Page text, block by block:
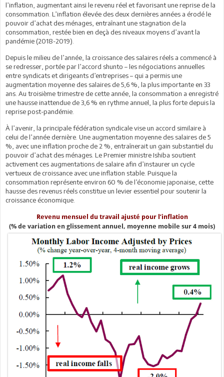
l’inflation, augmentant ainsi le revenu réel et favorisant une reprise de la
consommation. L’inflation élevée des deux dernières années a érodé le
pouvoir d’achat des ménages, entraînant une stagnation de la
consommation, restée bien en deçà des niveaux moyens d’avant la
pandémie (2018-2019).
Depuis le milieu de l’année, la croissance des salaires réels a commencé à
se redresser, portée par l’accord shunto – les négociations annuelles
entre syndicats et dirigeants d’entreprises – qui a permis une
augmentation moyenne des salaires de 5,6 %, la plus importante en 33
ans. Au troisième trimestre de cette année, la consommation a enregistré
une hausse inattendue de 3,6 % en rythme annuel, la plus forte depuis la
reprise post-pandémie.
À l’avenir, la principale fédération syndicale vise un accord similaire à
celui de l’année dernière. Une augmentation moyenne des salaires de 5
%, avec une inflation proche de 2 %, entraînerait un gain substantiel du
pouvoir d’achat des ménages. Le Premier ministre Ishiba soutient
activement ces augmentations de salaire afin d’instaurer un cycle
vertueux de croissance avec une inflation stable. Puisque la
consommation représente environ 60 % de l’économie japonaise, cette
hausse des revenus réels constitue un levier essentiel pour soutenir la
croissance économique.
Revenu mensuel du travail ajusté pour l’inflation
(% de variation en glissement annuel, moyenne mobile sur 4 mois)